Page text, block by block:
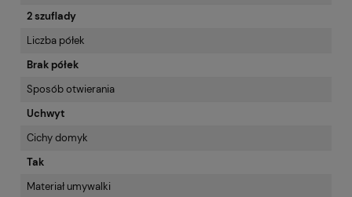
2 szuflady
Liczba półek
Brak półek
Sposób otwierania
Uchwyt
Cichy domyk
Tak
Materiał umywalki